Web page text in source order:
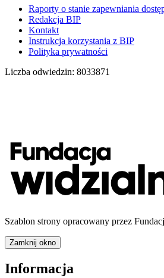
Raporty o stanie zapewniania
Redakcja BIP
Kontakt
Instrukcja korzystania z BIP
Polityka prywatności
Liczba odwiedzin: 8033871
Szablon strony opracowany przez
Zamknij okno
Informacja